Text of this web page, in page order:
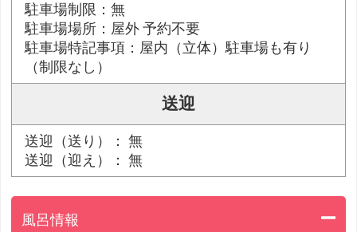
駐車場制限：無
駐車場場所：屋外 予約不要
駐車場特記事項：屋内（立体）駐車場も有り
（制限なし）
送迎
送迎（送り）： 無
送迎（迎え）： 無
風呂情報